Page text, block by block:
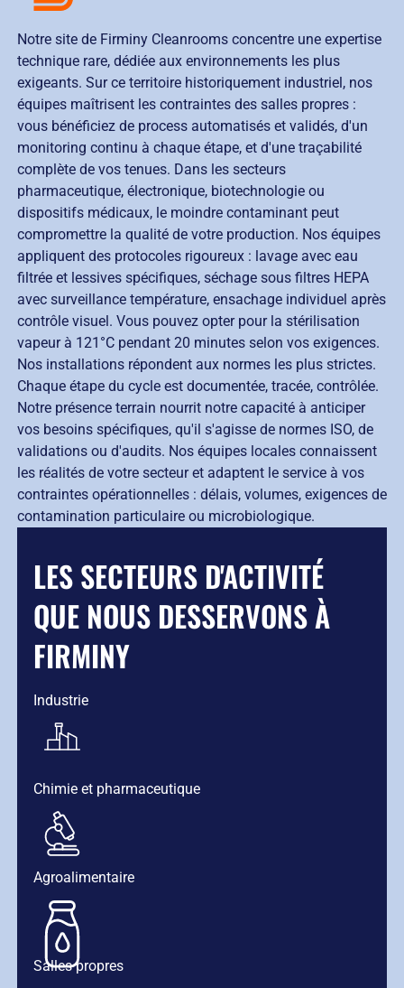
Notre site de Firminy Cleanrooms concentre une expertise
technique rare, dédiée aux environnements les plus
exigeants. Sur ce territoire historiquement industriel, nos
équipes maîtrisent les contraintes des salles propres :
vous bénéficiez de process automatisés et validés, d'un
monitoring continu à chaque étape, et d'une traçabilité
complète de vos tenues. Dans les secteurs
pharmaceutique, électronique, biotechnologie ou
dispositifs médicaux, le moindre contaminant peut
compromettre la qualité de votre production. Nos équipes
appliquent des protocoles rigoureux : lavage avec eau
filtrée et lessives spécifiques, séchage sous filtres HEPA
avec surveillance température, ensachage individuel après
contrôle visuel. Vous pouvez opter pour la stérilisation
vapeur à 121°C pendant 20 minutes selon vos exigences.
Nos installations répondent aux normes les plus strictes.
Chaque étape du cycle est documentée, tracée, contrôlée.
Notre présence terrain nourrit notre capacité à anticiper
vos besoins spécifiques, qu'il s'agisse de normes ISO, de
validations ou d'audits. Nos équipes locales connaissent
les réalités de votre secteur et adaptent le service à vos
contraintes opérationnelles : délais, volumes, exigences de
contamination particulaire ou microbiologique.
LES SECTEURS D'ACTIVITÉ
QUE NOUS DESSERVONS À
FIRMINY
Industrie
Chimie et pharmaceutique
Agroalimentaire
Salles propres